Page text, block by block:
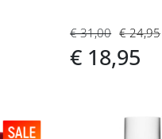
€ 31,00
€ 18,95
€ 24,95